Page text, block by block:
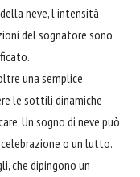
neve, l'intensità
del sognatore sono
una semplice
le sottili dinamiche
Un sogno di neve può
celebrazione o un lutto.
che dipingono un